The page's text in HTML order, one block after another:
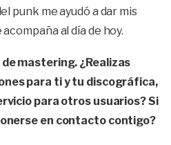
punk me ayudó a dar mis
al día de hoy.
mastering. ¿Realizas
para ti y tu discográfica,
para otros usuarios? Si
en contacto contigo?